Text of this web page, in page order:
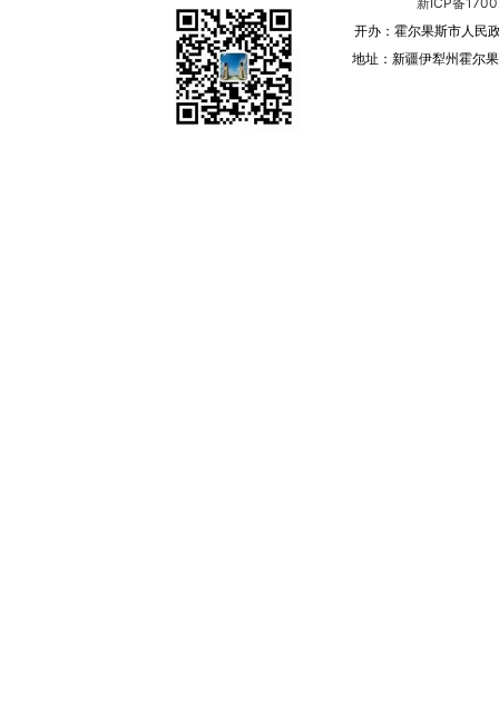
开办：霍尔果斯市人民
地址：新疆伊犁州霍